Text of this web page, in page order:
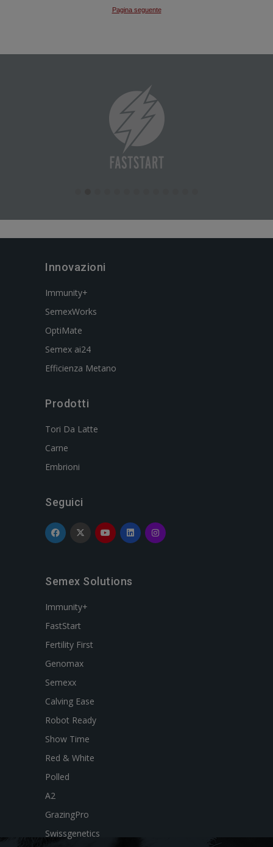
Innovazioni
Immunity+
SemexWorks
OptiMate
Semex ai24
Efficienza Metano
Prodotti
Tori Da Latte
Carne
Embrioni
Seguici
Semex Solutions
Immunity+
FastStart
Fertility First
Genomax
Semexx
Calving Ease
Robot Ready
Show Time
Red & White
Polled
A2
GrazingPro
Swissgenetics